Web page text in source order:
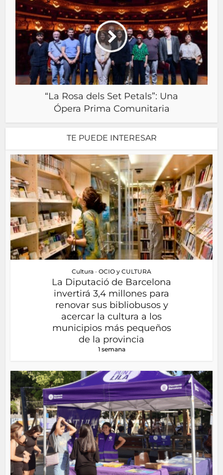
“La Rosa dels Set Petals”: Una
Ópera Prima Comunitaria
TE PUEDE INTERESAR
Cultura • OCIO y CULTURA
La Diputació de Barcelona
invertirá 3,4 millones para
renovar sus bibliobusos y
acercar la cultura a los
municipios más pequeños
de la provincia
1 semana